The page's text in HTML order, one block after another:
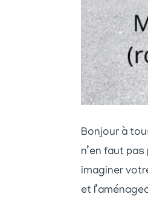
Bonjour à
n’en faut
imaginer
et